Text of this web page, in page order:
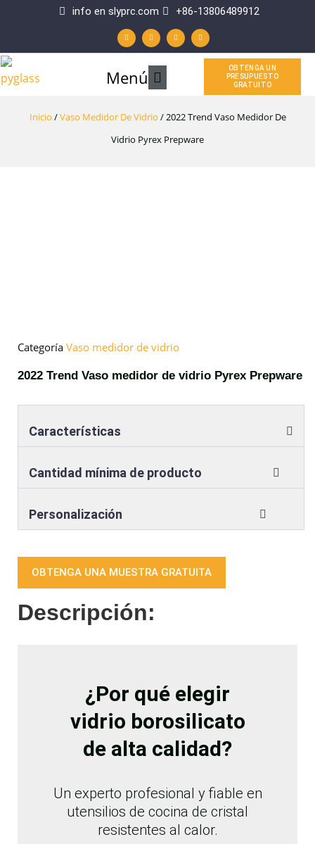
contenido
info en slyprc.com +86-13806489912
h
a
t
s
p
a
c
e
b
o
f
o
u
t
u
i
n
k
e
Menú
Menú
OBTENGA UN
PRESUPUESTO
GRATUITO
Inicio /Vaso Medidor De Vidrio / 2022 Trend Vaso Medidor De
Vidrio Pyrex Prepware
Categoría Vaso medidor de vidrio
2022 Trend Vaso medidor de vidrio Pyrex Prepware
Características
Cantidad mínima de producto
Personalización
OBTENGA UNA MUESTRA GRATUITA
Descripción:
¿Por qué elegir
vidrio borosilicato
de alta calidad?
Un experto profesional y fiable en
utensilios de cocina de cristal
resistentes al calor.